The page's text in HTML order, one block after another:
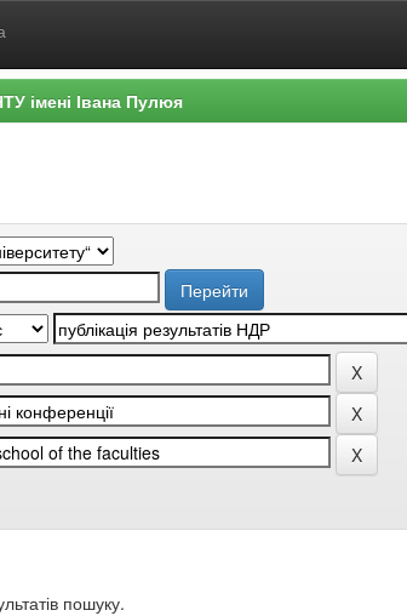
імені Івана Пулюя
пошуку.